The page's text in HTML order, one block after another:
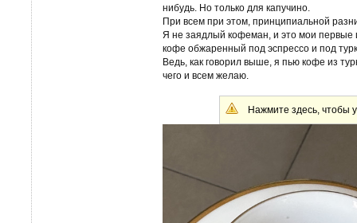
нибудь. Но только для капучино.
При всем при этом, принципиальной
Я не заядлый кофеман, и это мои первые
кофе обжаренный под эспрессо и под
Ведь, как говорил выше, я пью кофе из
чего и всем желаю.
Нажмите здесь, чтобы